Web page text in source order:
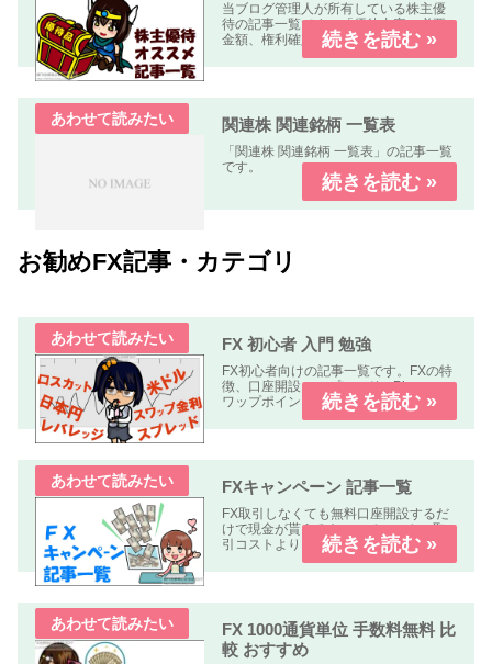
当ブログ管理人が所有している株主優
待の記事一覧です。「優待内容、必要
金額、権利確定日、優待到着日、使用
期限、優待利回り、配当利回り、オス
スメ度」などについて解説します。
関連株 関連銘柄 一覧表
「関連株 関連銘柄 一覧表」の記事一覧
です。
お勧めFX記事・カテゴリ
FX 初心者 入門 勉強
FX初心者向けの記事一覧です。FXの特
徴、口座開設、スプレッド、Pips、ス
ワップポイント、レバレッジ、ロン
グ、ショート、ロット、ロスカットな
どについて解説します、
FXキャンペーン 記事一覧
FX取引しなくても無料口座開設するだ
けで現金が貰えるキャンペーンや、取
引コストよりも貰える金額の方が多い
オトクなキャンペーン中心に掲載して
います。
FX 1000通貨単位 手数料無料 比
較 おすすめ